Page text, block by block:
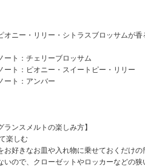
オニー・リリー・シトラスブロッサムが
ート：チェリーブロッサム
ート：ピオニー・スイートピー・リリー
ート：アンバー
ランスメルトの楽しみ方】
楽しむ
お好きなお皿や入れ物に乗せておくだけの
いので、クローゼットやロッカーなどの狭